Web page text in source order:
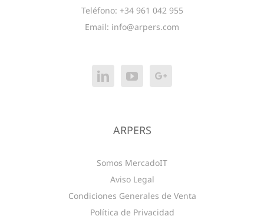
Teléfono: +34 961 042 955
Email: info@arpers.com
ARPERS
Somos MercadoIT
Aviso Legal
Condiciones Generales de Venta
Política de Privacidad